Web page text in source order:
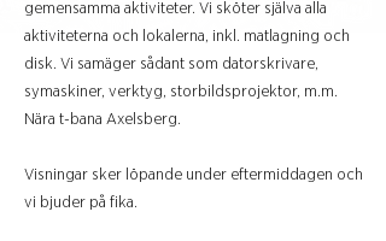
gemensamma aktiviteter. Vi sköter själva alla
aktiviteterna och lokalerna, inkl. matlagning och
disk. Vi samäger sådant som datorskrivare,
symaskiner, verktyg, storbildsprojektor, m.m.
Nära t-bana Axelsberg.
Visningar sker löpande under eftermiddagen och
vi bjuder på fika.